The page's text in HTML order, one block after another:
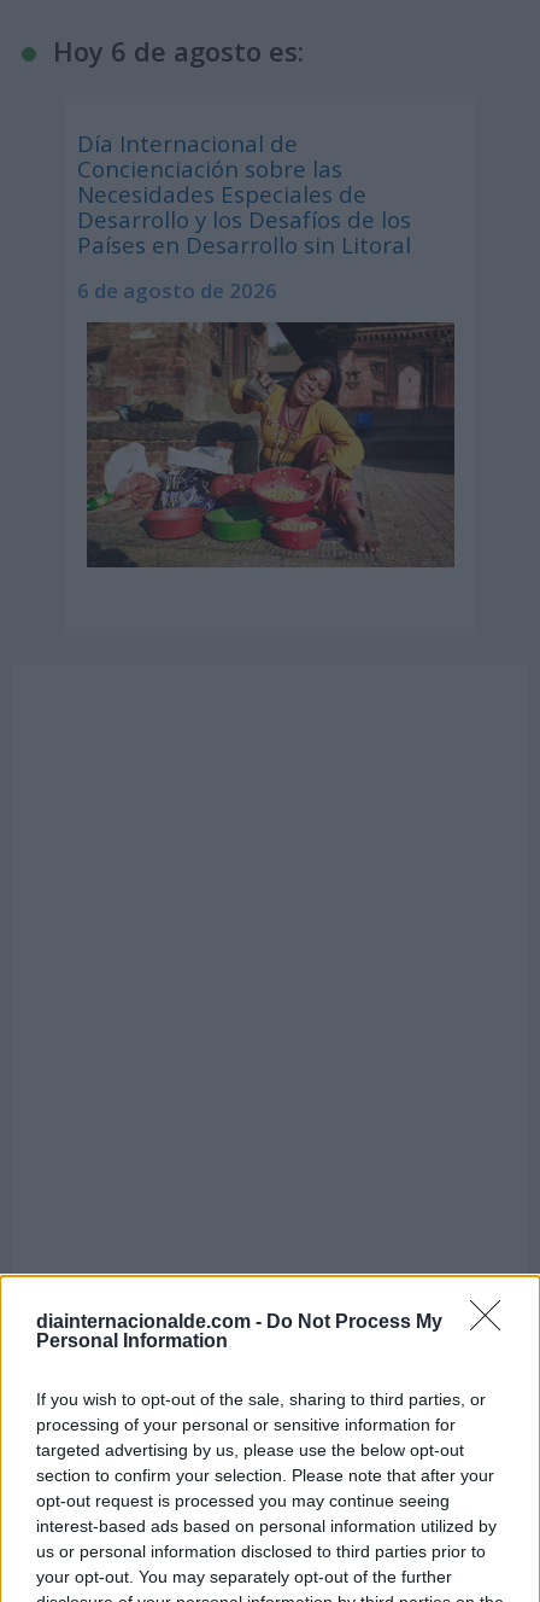
diainternacionalde.com - Do Not Process My
Personal Information
If you wish to opt-out of the sale, sharing to third parties, or
processing of your personal or sensitive information for
targeted advertising by us, please use the below opt-out
section to confirm your selection. Please note that after your
opt-out request is processed you may continue seeing
interest-based ads based on personal information utilized by
us or personal information disclosed to third parties prior to
your opt-out. You may separately opt-out of the further
Hoy 6 de agosto es:
Día Internacional de
Concienciación sobre las
Necesidades Especiales de
Desarrollo y los Desafíos de los
Países en Desarrollo sin Litoral
6 de agosto de 2026
6 de agosto de 2026
Se celebra en Chile